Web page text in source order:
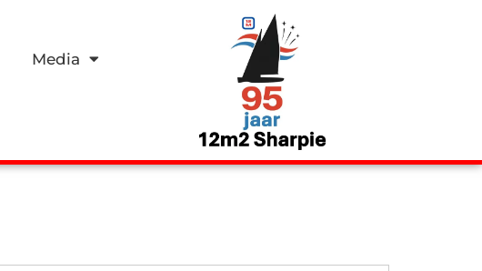
Media